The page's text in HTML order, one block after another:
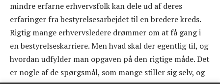
mindre erfarne erhvervsfolk kan dele ud af deres
erfaringer fra bestyrelsesarbejdet til en bredere kreds.
Rigtig mange erhvervsledere drømmer om at få gang i
en bestyrelseskarriere. Men hvad skal der egentlig til, og
hvordan udfylder man opgaven på den rigtige måde. Det
er nogle af de spørgsmål, som mange stiller sig selv, og